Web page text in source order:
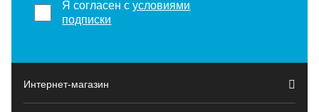
Я согласен сусловиями
подписки
Интернет-магазин